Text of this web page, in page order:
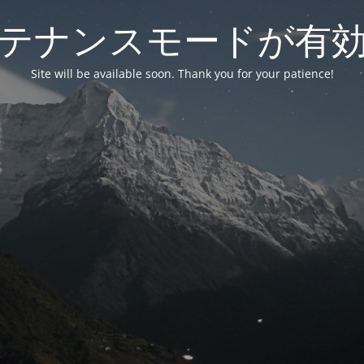
ナンスモードが有
Site will be available soon. Thank you for your patience!